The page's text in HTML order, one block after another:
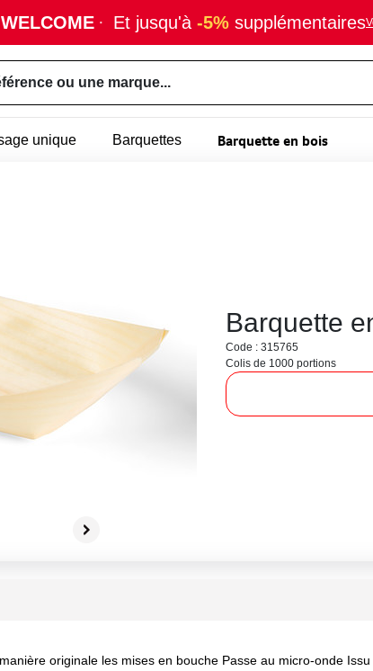
WELCOME · Et jusqu'à -5% supplémentaires
ou une marque...
unique Barquettes Barquette en bois
Barquette
Code : 315765
Colis de 1000 portions
originale les mises en bouche Passe au micro-onde